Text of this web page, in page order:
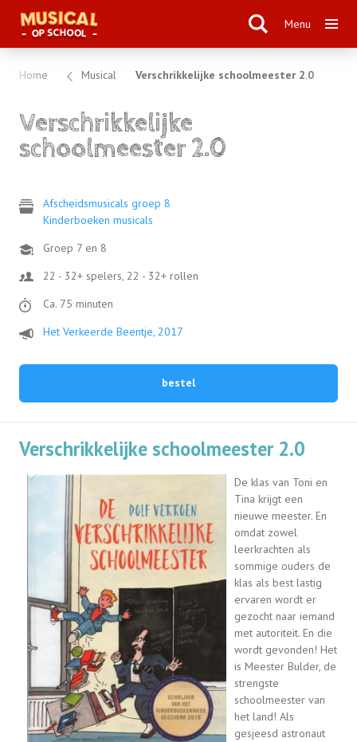
Menu
Home Musical Verschrikkelijke schoolmeester 2.0
Verschrikkelijke
schoolmeester 2.0
Afscheidsmusicals groep 8
Kinderboeken musicals
Groep 7 en 8
22 - 32+ spelers, 22 - 32+ rollen
Ca. 75 minuten
Het Verkeerde Beentje, 2017
bestel
Verschrikkelijke schoolmeester 2.0
De klas van Toni en
Tina krijgt een
nieuwe meester. En
omdat zowel
leerkrachten als
sommige ouders de
klas als best lastig
ervaren wordt er
gezocht naar iemand
met autoriteit. En die
wordt gevonden! Het
is Meester Bulder, de
strengste
schoolmeester van
het land! Als
gesjeesd astronaut